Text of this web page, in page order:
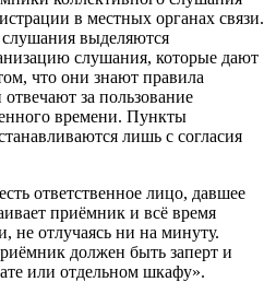
в местных органах связи.
выделяются
слушания, которые дают
что они знают правила
за пользование
времени. Пункты
лишь с согласия
ответственное лицо, давшее
приёмник и всё время
не отлучаясь ни на минуту.
должен быть заперт и
или отдельном шкафу».